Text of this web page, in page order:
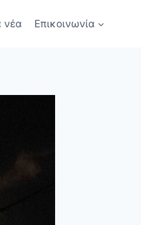
νέα Επικοινωνία